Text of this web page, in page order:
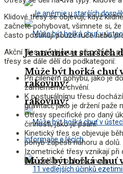
Může být hořká chuť
rakoviny?
Informace o lécích
Je anémie u starších
rakoviny?
Může být hořká chuť
Klidové třesy se objevují, když
začnete pohybovat, všimnete si,
často postihují pouze ruce nebo
Akční třes se objevuje při pohybu
třesy se dále dělí do podkategorií:
Při cíleném pohybu, jako je
záměrnému chvění.
K posturálnímu třesu
gravitaci, jako je držení paže
Otřesy specifické pro daný
činnosti, jako je psaní.
Kinetický třes se objevuje
pohyb zápěstí nahoru a dolů.
Izometrické třesy vznikají při
bez dalšího pohybu svalu.